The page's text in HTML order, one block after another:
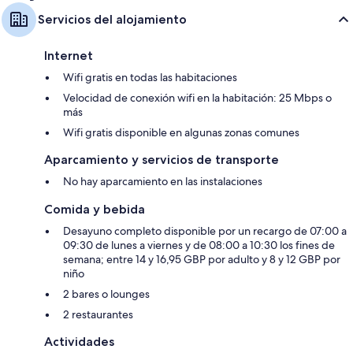
Servicios del alojamiento
Internet
Wifi gratis en todas las habitaciones
Velocidad de conexión wifi en la habitación: 25 Mbps o
más
Wifi gratis disponible en algunas zonas comunes
Aparcamiento y servicios de transporte
No hay aparcamiento en las instalaciones
Comida y bebida
Desayuno completo disponible por un recargo de 07:00 a
09:30 de lunes a viernes y de 08:00 a 10:30 los fines de
semana; entre 14 y 16,95 GBP por adulto y 8 y 12 GBP por
niño
2 bares o lounges
2 restaurantes
Actividades